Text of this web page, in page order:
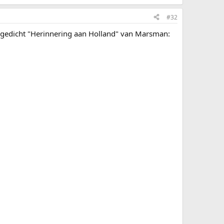
#32
"Herinnering aan Holland" van Marsman: